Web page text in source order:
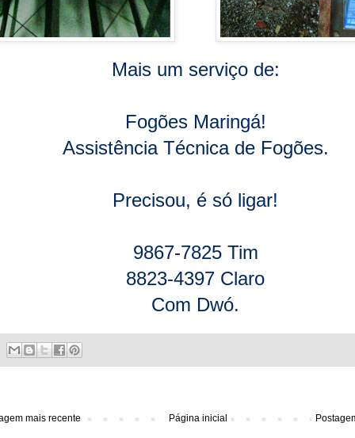
Mais um serviço de:
Fogões Maringá!
Assistência Técnica de Fogões.
Precisou, é só ligar!
9867-7825 Tim
8823-4397 Claro
Com Dwó.
mais recente Página inicial